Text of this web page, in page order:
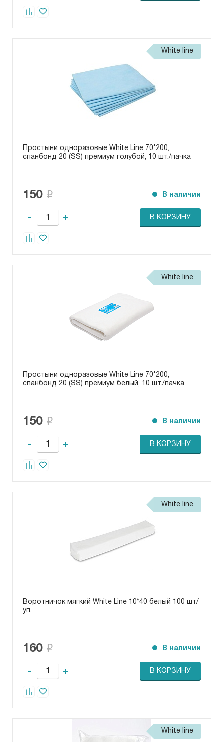
White line
Простыни одноразовые White Line 70*200,
спанбонд 20 (SS) премиум голубой, 10 шт./пачка
150 В наличии
- + В КОРЗИНУ
White line
Простыни одноразовые White Line 70*200,
спанбонд 20 (SS) премиум белый, 10 шт./пачка
150 В наличии
- + В КОРЗИНУ
White line
Воротничок мягкий White Line 10*40 белый 100 шт/
уп.
160 В наличии
- + В КОРЗИНУ
White line